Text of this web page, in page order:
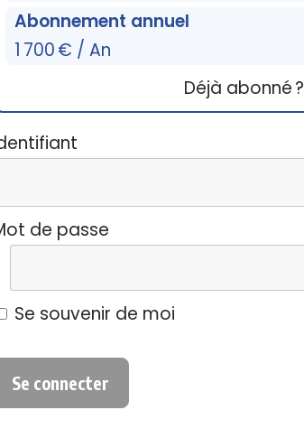
Abonnement annuel
1 700 € / An
Déjà abonné ?
de passe
Se souvenir de moi